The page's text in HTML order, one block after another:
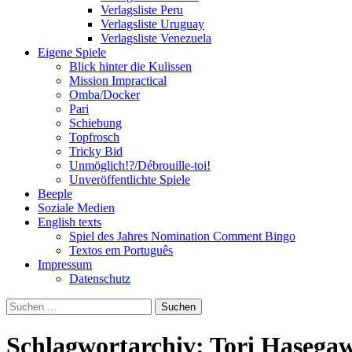
Verlagsliste Peru
Verlagsliste Uruguay
Verlagsliste Venezuela
Eigene Spiele
Blick hinter die Kulissen
Mission Impractical
Omba/Docker
Pari
Schiebung
Topfrosch
Tricky Bid
Unmöglich!?/Débrouille-toi!
Unveröffentlichte Spiele
Beeple
Soziale Medien
English texts
Spiel des Jahres Nomination Comment Bingo
Textos em Português
Impressum
Datenschutz
Suchen
nach:
Schlagwortarchiv: Tori